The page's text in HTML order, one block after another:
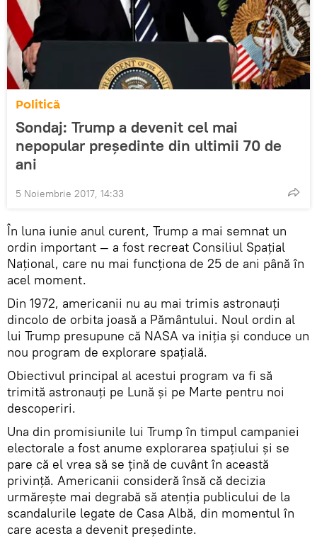
Politică
Sondaj: Trump a devenit cel mai
nepopular președinte din ultimii 70 de
ani
5 Noiembrie 2017, 14:33
În luna iunie anul curent, Trump a mai semnat un
ordin important — a fost recreat Consiliul Spațial
Național, care nu mai funcționa de 25 de ani până în
acel moment.
Din 1972, americanii nu au mai trimis astronauți
dincolo de orbita joasă a Pământului. Noul ordin al
lui Trump presupune că NASA va iniția și conduce un
nou program de explorare spațială.
Obiectivul principal al acestui program va fi să
trimită astronauți pe Lună și pe Marte pentru noi
descoperiri.
Una din promisiunile lui Trump în timpul campaniei
electorale a fost anume explorarea spațiului și se
pare că el vrea să se țină de cuvânt în această
privință. Americanii consideră însă că decizia
urmărește mai degrabă să atenția publicului de la
scandalurile legate de Casa Albă, din momentul în
care acesta a devenit președinte.